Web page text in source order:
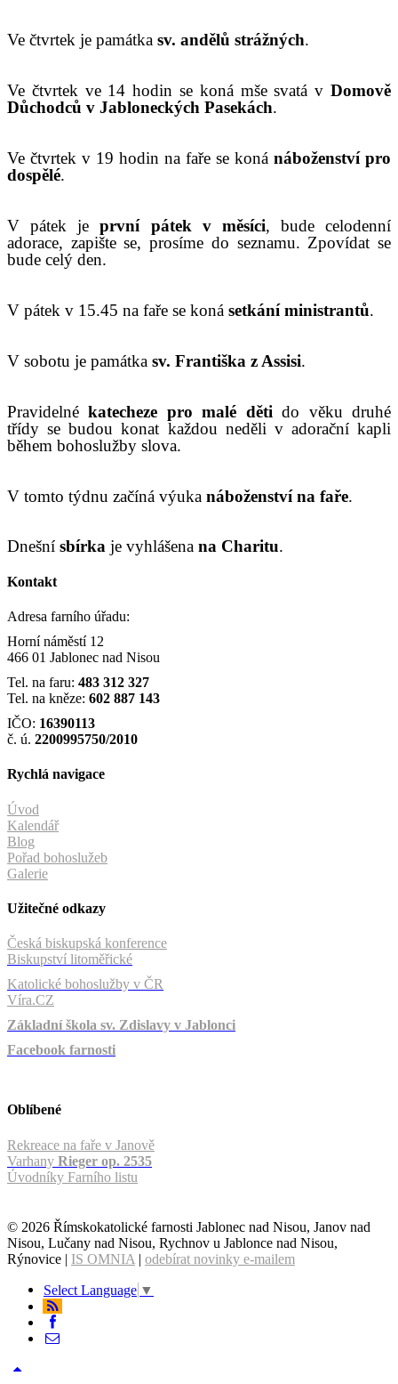
Ve čtvrtek je památka sv. andělů strážných.
Ve čtvrtek ve 14 hodin se koná mše svatá v Domově
Důchodců v Jabloneckých Pasekách.
Ve čtvrtek v 19 hodin na faře se koná náboženství pro
dospělé.
V pátek jeprvní pátek v měsíci, bude celodenní
adorace, zapište se, prosíme do seznamu. Zpovídat se
bude celý den.
V pátek v 15.45 na faře se koná setkání ministrantů.
V sobotu je památka sv. Františka z Assisi.
Pravidelnékatecheze pro malé dětido věku druhé
třídyse budou konat každou neděli v adorační kapli
během bohoslužby slova.
V tomto týdnu začíná výuka náboženství na faře.
Dnešní sbírka je vyhlášena na Charitu.
Kontakt
Adresa farního úřadu:
Horní náměstí 12
466 01 Jablonec nad Nisou
Tel. na faru: 483 312 327
Tel. na kněze: 602 887 143
IČO: 16390113
č. ú. 2200995750/2010
Rychlá navigace
Úvod
Kalendář
Blog
Pořad bohoslužeb
Galerie
Užitečné odkazy
Česká biskupská konference
Biskupství litoměřické
Katolické bohoslužby v ČR
Víra.CZ
Základní škola sv. Zdislavy v Jablonci
Facebook farnosti
Oblíbené
Rekreace na faře v Janově
Varhany Rieger op. 2535
Úvodníky Farního listu
© 2026 Římskokatolické farnosti Jablonec nad Nisou, Janov nad
Nisou, Lučany nad Nisou, Rychnov u Jablonce nad Nisou,
Rýnovice | IS OMNIA | odebírat novinky e-mailem
Select Language ▼